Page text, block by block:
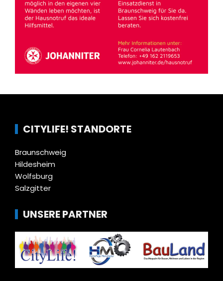
CITYLIFE! STANDORTE
Braunschweig
Hildesheim
Wolfsburg
Salzgitter
UNSERE PARTNER